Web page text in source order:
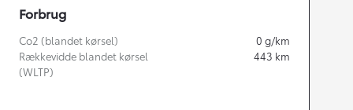
Forbrug
Co2 (blandet kørsel) 0 g/km
Rækkevidde blandet kørsel
(WLTP)
443 km